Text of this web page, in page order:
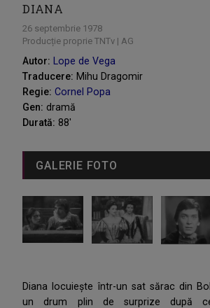
DIANA
26 septembrie 1978
Producție proprie TNTv | AG
Autor: Lope de Vega
Traducere: Mihu Dragomir
Regie: Cornel Popa
Gen: dramă
Durată: 88'
GALERIE FOTO
Diana locuiește într-un sat sărac din
un drum plin de surprize după